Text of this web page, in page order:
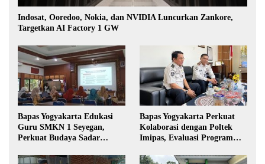
Indosat, Ooredoo, Nokia, dan NVIDIA Luncurkan Zankore,
Targetkan AI Factory 1 GW
Bapas Yogyakarta Edukasi
Guru SMKN 1 Seyegan,
Perkuat Budaya Sadar
Bapas Yogyakarta Perkuat
Kolaborasi dengan Poltek
Imipas, Evaluasi Program